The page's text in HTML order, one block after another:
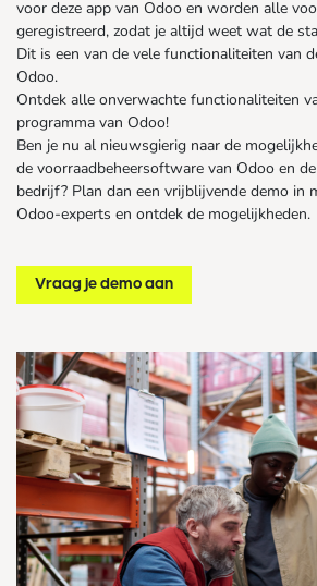
voor deze app van Odoo en worden alle
geregistreerd, zodat je altijd weet wat de
Dit is een van de vele functionaliteiten van
Odoo.
Ontdek alle onverwachte functionaliteiten
programma van Odoo!
Ben je nu al nieuwsgierig naar de
de voorraadbeheersoftware van Odoo en
bedrijf? Plan dan een vrijblijvende demo in
Odoo-experts en ontdek de mogelijkheden.
Vraag je demo aan